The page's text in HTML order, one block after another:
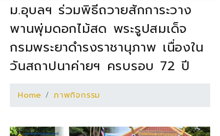
ม.อุบลฯ ร่วมพิธีถวายสักการะวาง
พานพุ่มดอกไม้สด พระรูปสมเด็จ
กรมพระยาดำรงราชานุภาพ เนื่องใน
วันสถาปนาค่ายฯ ครบรอบ 72 ปี
Home ภาพกิจกรรม